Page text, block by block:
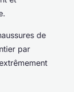
de
par